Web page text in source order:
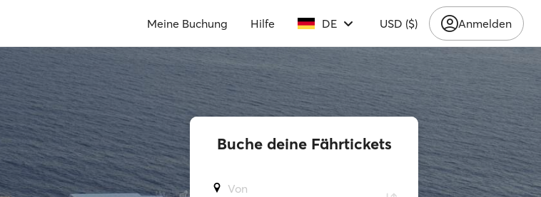
Meine Buchung Hilfe DE USD ($) Anmelden
Buche deine Fährtickets
Von